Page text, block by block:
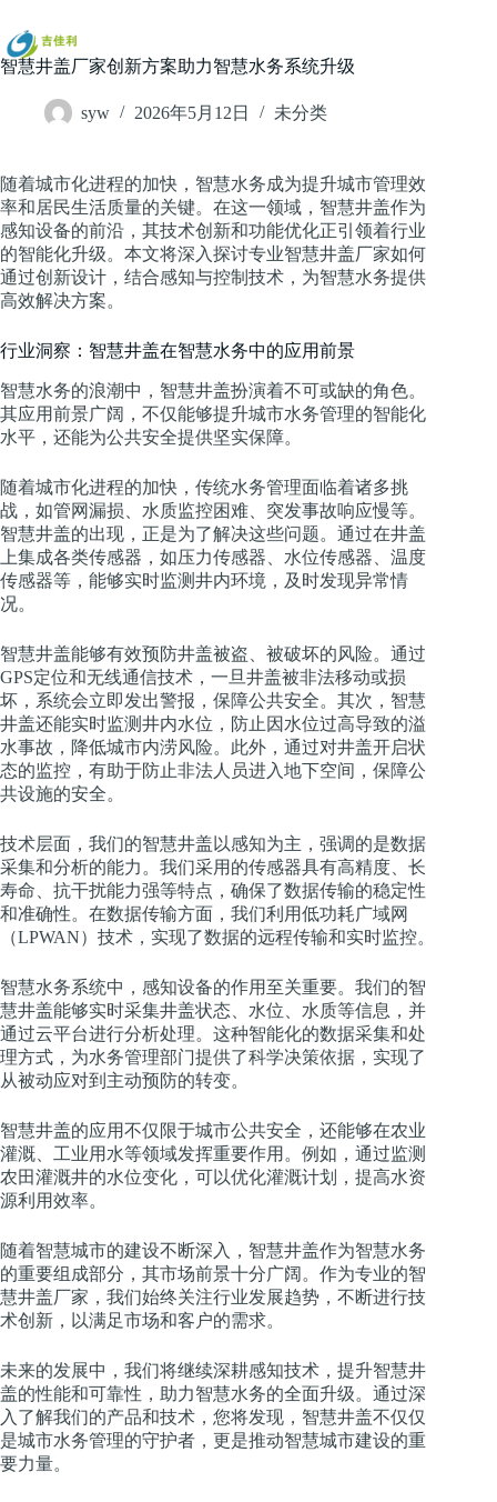
过
内
容
智慧井盖厂家创新方案助力智慧水务系统升级
syw 2026年5月12日 未分类
随着城市化进程的加快，智慧水务成为提升城市管理效
率和居民生活质量的关键。在这一领域，智慧井盖作为
感知设备的前沿，其技术创新和功能优化正引领着行业
的智能化升级。本文将深入探讨专业智慧井盖厂家如何
通过创新设计，结合感知与控制技术，为智慧水务提供
高效解决方案。
行业洞察：智慧井盖在智慧水务中的应用前景
智慧水务的浪潮中，智慧井盖扮演着不可或缺的角色。
其应用前景广阔，不仅能够提升城市水务管理的智能化
水平，还能为公共安全提供坚实保障。
随着城市化进程的加快，传统水务管理面临着诸多挑
战，如管网漏损、水质监控困难、突发事故响应慢等。
智慧井盖的出现，正是为了解决这些问题。通过在井盖
上集成各类传感器，如压力传感器、水位传感器、温度
传感器等，能够实时监测井内环境，及时发现异常情
况。
智慧井盖能够有效预防井盖被盗、被破坏的风险。通过
GPS定位和无线通信技术，一旦井盖被非法移动或损
坏，系统会立即发出警报，保障公共安全。其次，智慧
井盖还能实时监测井内水位，防止因水位过高导致的溢
水事故，降低城市内涝风险。此外，通过对井盖开启状
态的监控，有助于防止非法人员进入地下空间，保障公
共设施的安全。
技术层面，我们的智慧井盖以感知为主，强调的是数据
采集和分析的能力。我们采用的传感器具有高精度、长
寿命、抗干扰能力强等特点，确保了数据传输的稳定性
和准确性。在数据传输方面，我们利用低功耗广域网
（LPWAN）技术，实现了数据的远程传输和实时监控。
智慧水务系统中，感知设备的作用至关重要。我们的智
慧井盖能够实时采集井盖状态、水位、水质等信息，并
通过云平台进行分析处理。这种智能化的数据采集和处
理方式，为水务管理部门提供了科学决策依据，实现了
从被动应对到主动预防的转变。
智慧井盖的应用不仅限于城市公共安全，还能够在农业
灌溉、工业用水等领域发挥重要作用。例如，通过监测
农田灌溉井的水位变化，可以优化灌溉计划，提高水资
源利用效率。
随着智慧城市的建设不断深入，智慧井盖作为智慧水务
的重要组成部分，其市场前景十分广阔。作为专业的智
慧井盖厂家，我们始终关注行业发展趋势，不断进行技
术创新，以满足市场和客户的需求。
未来的发展中，我们将继续深耕感知技术，提升智慧井
盖的性能和可靠性，助力智慧水务的全面升级。通过深
入了解我们的产品和技术，您将发现，智慧井盖不仅仅
是城市水务管理的守护者，更是推动智慧城市建设的重
要力量。